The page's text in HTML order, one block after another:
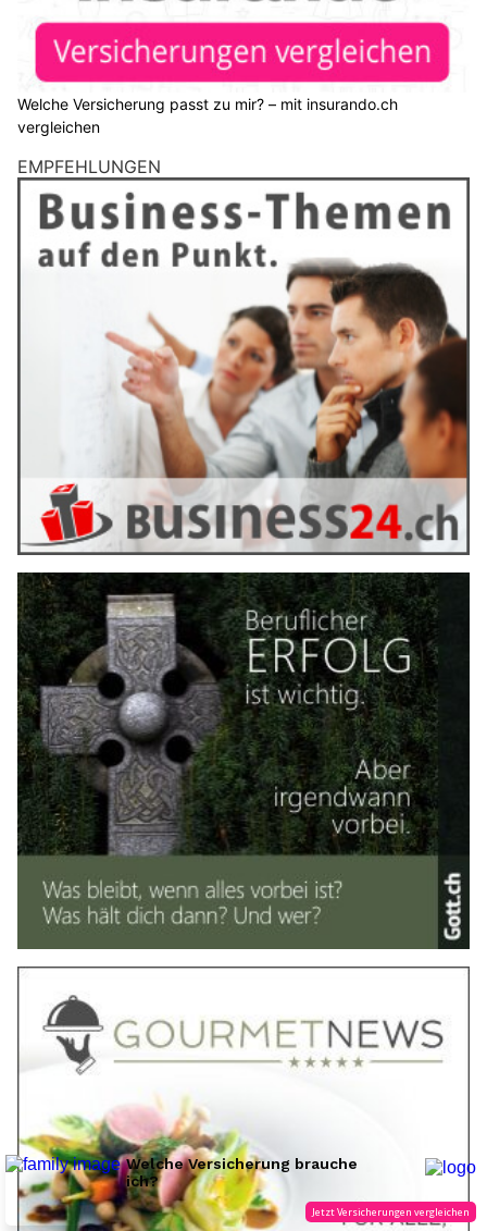
Welche Versicherung passt zu mir? – mit insurando.ch
vergleichen
EMPFEHLUNGEN